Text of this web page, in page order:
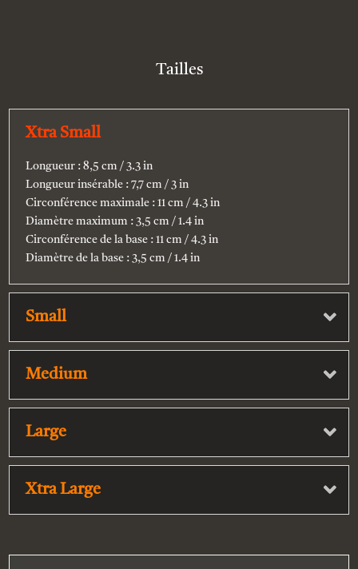
Tailles
Xtra Small
Longueur : 8,5 cm / 3.3 in
Longueur insérable : 7,7 cm / 3 in
Circonférence maximale : 11 cm / 4.3 in
Diamètre maximum : 3,5 cm / 1.4 in
Circonférence de la base : 11 cm / 4.3 in
Diamètre de la base : 3,5 cm / 1.4 in
Small
Medium
Large
Xtra Large